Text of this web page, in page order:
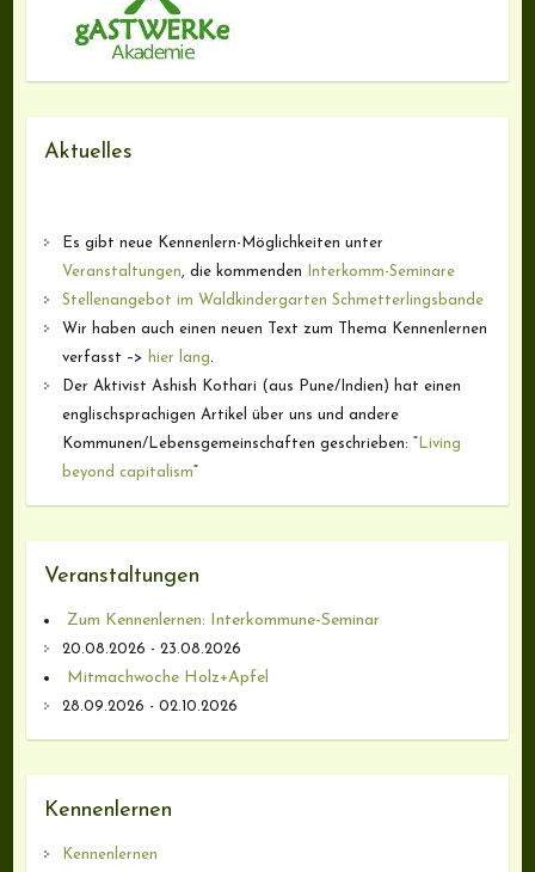
Aktuelles
Es gibt neue Kennenlern-Möglichkeiten unter
Veranstaltungen, die kommenden
Interkomm-Seminare
Stellenangebot im Waldkindergarten Schmetterlingsbande
Wir haben auch einen neuen Text zum Thema Kennenlernen
verfasst –> hier lang.
Der Aktivist Ashish Kothari (aus Pune/Indien) hat einen
englischsprachigen Artikel über uns und andere
Kommunen/Lebensgemeinschaften geschrieben: “Living
beyond capitalism“
Veranstaltungen
Zum Kennenlernen: Interkommune-Seminar
20.08.2026 - 23.08.2026
Mitmachwoche Holz+Apfel
28.09.2026 - 02.10.2026
Kennenlernen
Kennenlernen